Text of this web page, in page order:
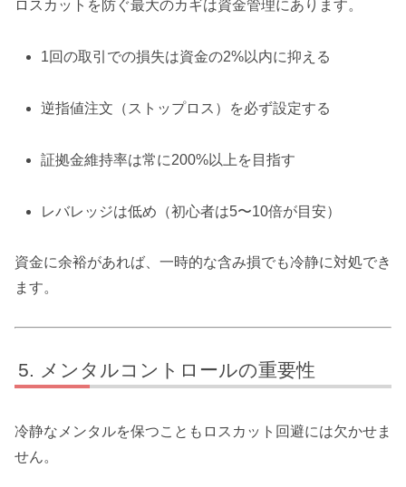
ロスカットを防ぐ最大のカギは資金管理にあります。
1回の取引での損失は資金の2%以内に抑える
逆指値注文（ストップロス）を必ず設定する
証拠金維持率は常に200%以上を目指す
レバレッジは低め（初心者は5〜10倍が目安）
資金に余裕があれば、一時的な含み損でも冷静に対処でき
ます。
メンタルコントロールの重要性
冷静なメンタルを保つこともロスカット回避には欠かせま
せん。